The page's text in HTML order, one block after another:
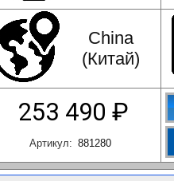
China
(Китай)
253 490 ₽
Артикул: 881280